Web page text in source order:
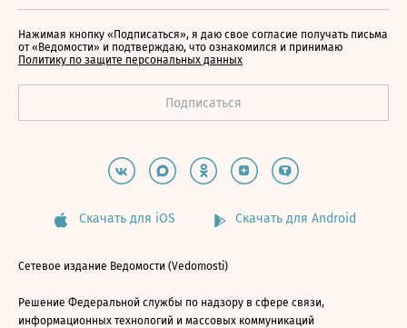
Нажимая кнопку «Подписаться», я даю свое согласие получать письма
от «Ведомости» и подтверждаю, что ознакомился и принимаю
Политику по защите персональных данных
Скачать для iOS Скачать для Android
Сетевое издание Ведомости (Vedomosti)
Решение Федеральной службы по надзору в сфере связи,
информационных технологий и массовых коммуникаций